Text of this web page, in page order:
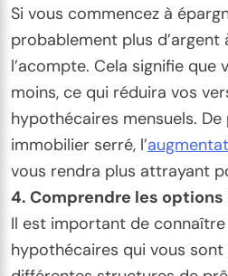
Si vous commencez à
probablement plus d’argent
l’acompte. Cela signifie que
moins, ce qui réduira vos
hypothécaires mensuels.
immobilier serré, l’
vous rendra plus attrayant
4. Comprendre les
Il est important de
hypothécaires qui vous